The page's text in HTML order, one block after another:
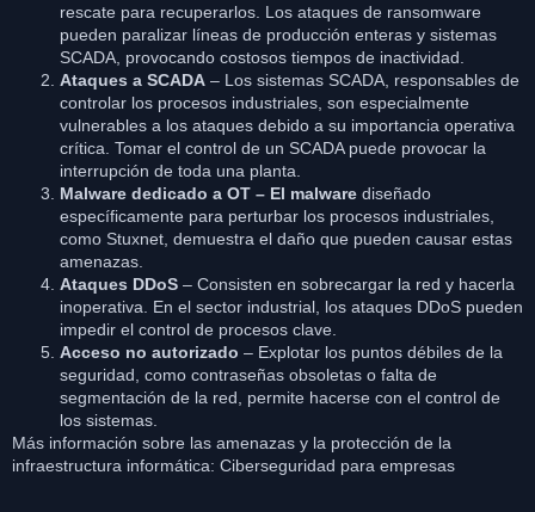
rescate para recuperarlos. Los ataques de ransomware
pueden paralizar líneas de producción enteras y sistemas
SCADA, provocando costosos tiempos de inactividad.
Ataques a SCADA – Los sistemas SCADA, responsables de
controlar los procesos industriales, son especialmente
vulnerables a los ataques debido a su importancia operativa
crítica. Tomar el control de un SCADA puede provocar la
interrupción de toda una planta.
Malware dedicado a OT – El malware diseñado
específicamente para perturbar los procesos industriales,
como Stuxnet, demuestra el daño que pueden causar estas
amenazas.
Ataques DDoS – Consisten en sobrecargar la red y hacerla
inoperativa. En el sector industrial, los ataques DDoS pueden
impedir el control de procesos clave.
Acceso no autorizado – Explotar los puntos débiles de la
seguridad, como contraseñas obsoletas o falta de
segmentación de la red, permite hacerse con el control de
los sistemas.
Más información sobre las amenazas y la protección de la
infraestructura informática: Ciberseguridad para empresas